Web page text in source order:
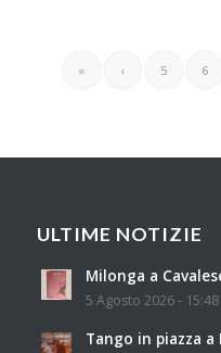
« ‹ 5 6
ULTIME NOTIZIE
Milonga a
5 Agosto 2026 - 15:48
Tango in piazza a